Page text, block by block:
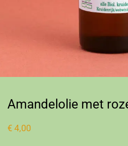
Amandelolie met
€ 4,00